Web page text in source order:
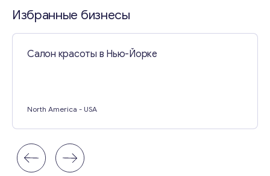
Избранные бизнесы
Салон красоты в Нью-Йорке
North America - USA